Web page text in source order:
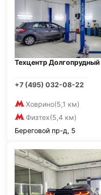
Техцентр Долгопрудный
+7 (495) 032-08-22
Ховрино(5,1 км)
Физтех(5,4 км)
Береговой пр-д, 5